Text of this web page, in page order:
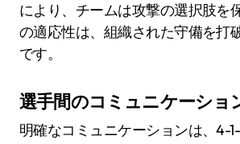
により、チームは攻撃の選択肢を
の適応性は、組織された守備を打
です。
選手間のコミュニケーショ
明確なコミュニケーションは、4-